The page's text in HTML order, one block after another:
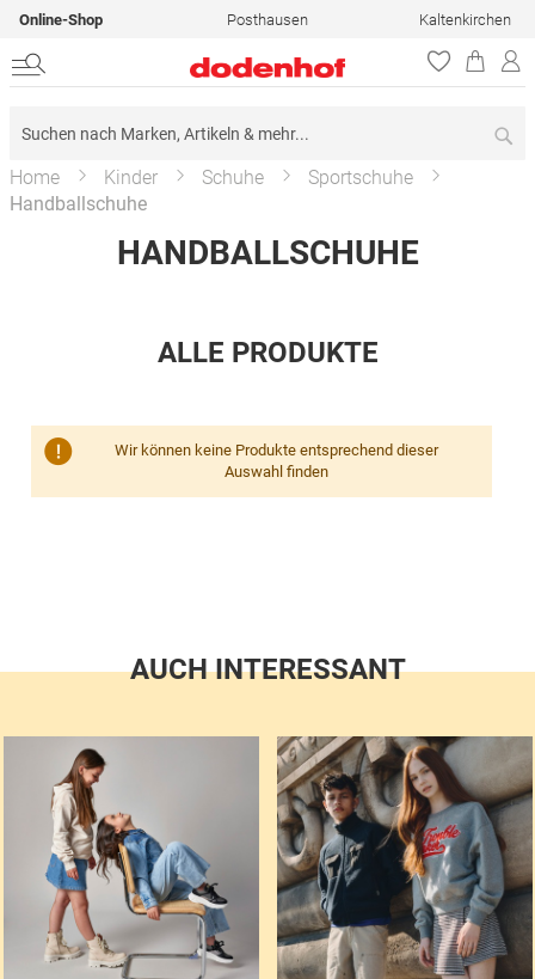
Online-Shop Posthausen Kaltenkirchen
Home Kinder Schuhe
Sportschuhe
Handballschuhe
HANDBALLSCHUHE
ALLE PRODUKTE
Wir können keine Produkte entsprechend dieser
Auswahl finden
AUCH INTERESSANT